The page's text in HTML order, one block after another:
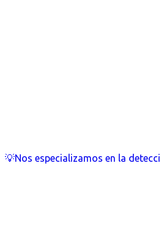
💡Nos especializamos en la